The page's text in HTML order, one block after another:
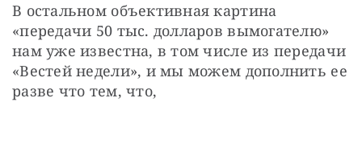
В остальном объективная картина
«передачи 50 тыс. долларов вымогателю»
нам уже известна, в том числе из передачи
«Вестей недели», и мы можем дополнить ее
разве что тем, что,